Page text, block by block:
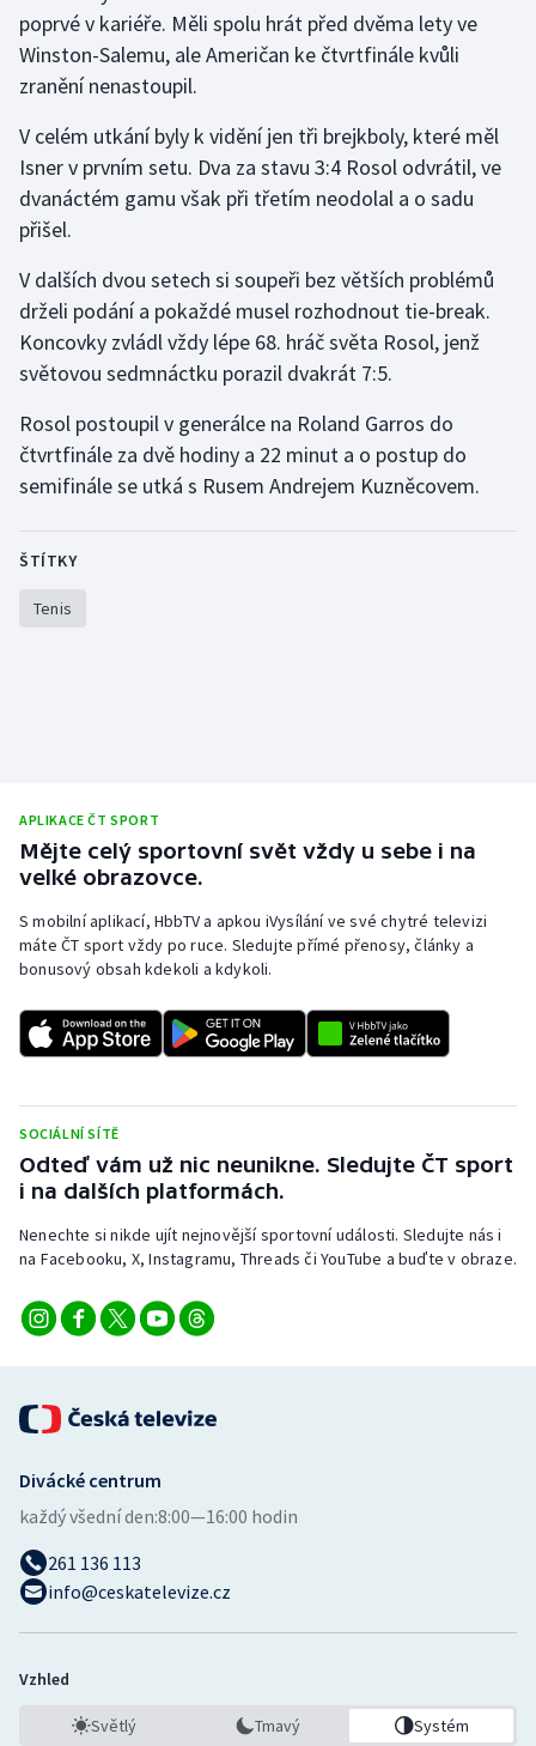
Florbal
Futsal
Golf
Gymnastika
Jezdectví
Judo
Krasobruslení
Lezení
Plavání
Plážový volejbal
Ragby
Rychlostní kanoistika
Short track
Sportovní střelba
Stolní tenis
Veslování
Vodní slalom
Ostatní
poprvé v kariéře. Měli spolu hrát před dvěma lety ve
Winston-Salemu, ale Američan ke čtvrtfinále kvůli
zranění nenastoupil.
V celém utkání byly k vidění jen tři brejkboly, které měl
Isner v prvním setu. Dva za stavu 3:4 Rosol odvrátil, ve
dvanáctém gamu však při třetím neodolal a o sadu
přišel.
V dalších dvou setech si soupeři bez větších problémů
drželi podání a pokaždé musel rozhodnout tie-break.
Koncovky zvládl vždy lépe 68. hráč světa Rosol, jenž
světovou sedmnáctku porazil dvakrát 7:5.
Rosol postoupil v generálce na Roland Garros do
čtvrtfinále za dvě hodiny a 22 minut a o postup do
semifinále se utká s Rusem Andrejem Kuzněcovem.
ŠTÍTKY
Tenis
APLIKACE ČT SPORT
Mějte celý sportovní svět vždy u sebe i na
velké obrazovce.
S mobilní aplikací, HbbTV a apkou iVysílání ve své chytré televizi
máte ČT sport vždy po ruce. Sledujte přímé přenosy, články a
bonusový obsah kdekoli a kdykoli.
SOCIÁLNÍ SÍTĚ
Odteď vám už nic neunikne. Sledujte ČT sport
i na dalších platformách.
Nenechte si nikde ujít nejnovější sportovní události. Sledujte nás i
na Facebooku, X, Instagramu, Threads či YouTube a buďte v obraze.
Divácké centrum
každý všední den:8:00—16:00 hodin
261 136 113
info@ceskatelevize.cz
Vzhled
Světlý Tmavý Systém